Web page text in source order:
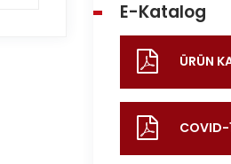
E-Katalog
ÜRÜN
COVID-